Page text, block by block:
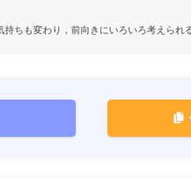
ちも変わり，前向きにいろいろ考えら